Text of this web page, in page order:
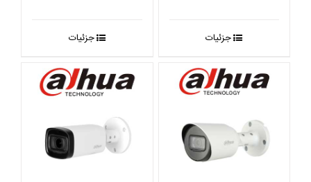
جزئیات جزئیات